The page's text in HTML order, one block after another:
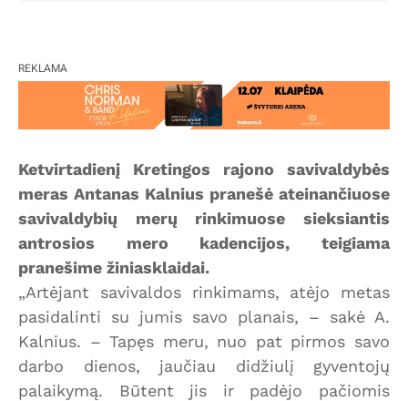
REKLAMA
Ketvirtadienį Kretingos rajono savivaldybės
meras Antanas Kalnius pranešė ateinančiuose
savivaldybių merų rinkimuose sieksiantis
antrosios mero kadencijos, teigiama
pranešime žiniasklaidai.
„Artėjant savivaldos rinkimams, atėjo metas
pasidalinti su jumis savo planais, – sakė A.
Kalnius. – Tapęs meru, nuo pat pirmos savo
darbo dienos, jaučiau didžiulį gyventojų
palaikymą. Būtent jis ir padėjo pačiomis